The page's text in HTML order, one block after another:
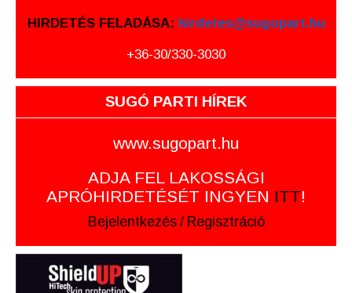
HIRDETÉS FELADÁSA: hirdetes@sugopart.hu
+36-30/330-3030
SUGÓ PARTI HÍREK
www.sugopart.hu
ADJA FEL LAKOSSÁGI
APRÓHIRDETÉSÉT INGYEN ITT!
Bejelentkezés / Regisztráció